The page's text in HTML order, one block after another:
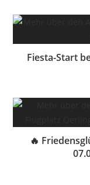
Fiesta-Start
🔥